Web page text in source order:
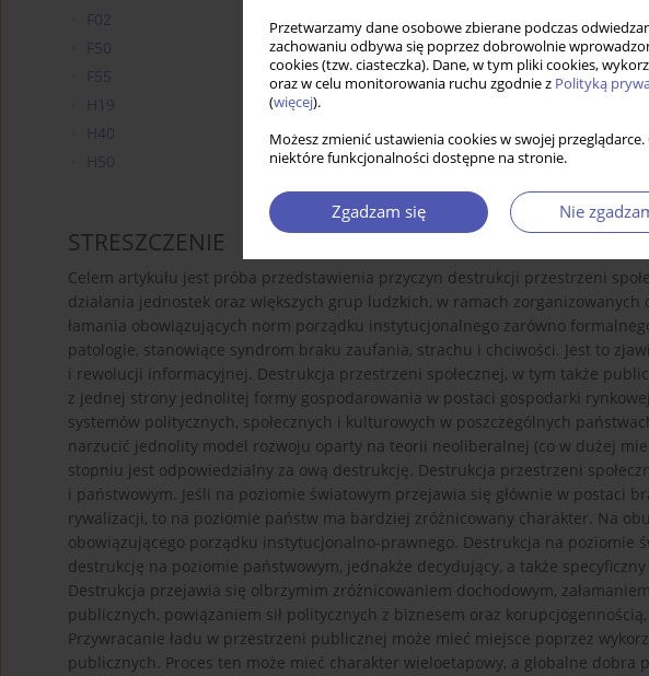
Przetwarzamy dane osobowe zbierane podczas
zachowaniu odbywa się poprzez dobrowolnie
cookies (tzw. ciasteczka). Dane, w tym pliki cookies,
oraz w celu monitorowania ruchu zgodnie z Polityką
(więcej).
Możesz zmienić ustawienia cookies w swojej
niektóre funkcjonalności dostępne na stronie.
Zgadzam się Nie
F02
F50
F55
H19
H40
H50
STRESZCZENIE
Celem artykułu jest próba przedstawienia przyczyn destrukcji przestrzeni
działania jednostek oraz większych grup ludzkich, w ramach
łamania obowiązujących norm porządku instytucjonalnego zarówno
patologie, stanowiące syndrom braku zaufania, strachu i chciwości. Jest to
i rewolucji informacyjnej. Destrukcja przestrzeni społecznej, w tym także
z jednej strony jednolitej formy gospodarowania w postaci gospodarki
systemów politycznych, społecznych i kulturowych w poszczególnych
narzucić jednolity model rozwoju oparty na teorii neoliberalnej (co w dużej
stopniu jest odpowiedzialny za ową destrukcję. Destrukcja przestrzeni
i państwowym. Jeśli na poziomie światowym przejawia się głównie w postaci
rywalizacji, to na poziomie państw ma bardziej zróżnicowany charakter. Na
obowiązującego porządku instytucjonalno­‑prawnego. Destrukcja na poziomie
destrukcję na poziomie państwowym, jednakże decydujący, a także
Destrukcja przejawia się olbrzymim zróżnicowaniem dochodowym,
publicznych, powiązaniem sił politycznych z biznesem oraz
Przywracanie ładu w przestrzeni publicznej może mieć miejsce poprzez
publicznych. Proces ten może mieć charakter wieloetapowy, a globalne dobra